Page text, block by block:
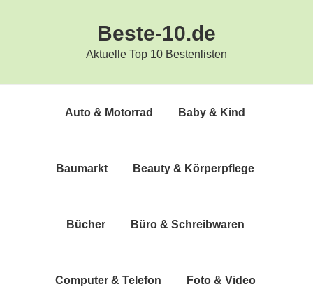
Beste-10.de
Aktuelle Top 10 Bestenlisten
Auto & Motorrad Baby & Kind
Bau­markt Beau­ty & Körperpflege
Bücher Büro & Schreibwaren
Com­pu­ter & Telefon Foto & Video